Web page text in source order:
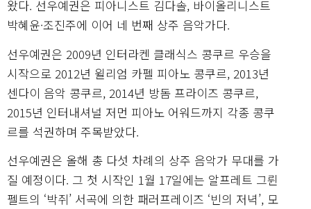
왔다. 선우예권은 피아니스트 김다솔, 바이올리니스트
박혜윤·조진주에 이어 네 번째 상주 음악가다.
선우예권은 2009년 인터라켄 클래식스 콩쿠르 우승을
시작으로 2012년 윌리엄 카펠 피아노 콩쿠르, 2013년
센다이 음악 콩쿠르, 2014년 방돔 프라이즈 콩쿠르,
2015년 인터내셔널 저먼 피아노 어워드까지 각종 콩쿠
르를 석권하며 주목받았다.
선우예권은 올해 총 다섯 차례의 상주 음악가 무대를 가
질 예정이다. 그 첫 시작인 1월 17일에는 알프레트 그륀
펠트의 ‘박쥐’ 서곡에 의한 패러프레이즈 ‘빈의 저녁’, 모